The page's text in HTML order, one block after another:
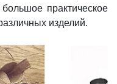
практическое
изделий.